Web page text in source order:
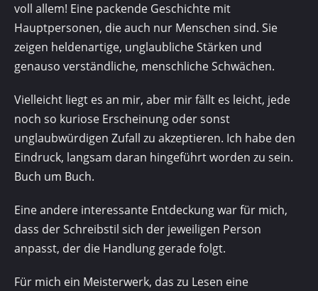
voll allem! Eine packende Geschichte mit
Hauptpersonen, die auch nur Menschen sind. Sie
zeigen heldenartige, unglaubliche Stärken und
genauso verständliche, menschliche Schwächen.
Vielleicht liegt es an mir, aber mir fällt es leicht, jede
noch so kuriose Erscheinung oder sonst
unglaubwürdigen Zufall zu akzeptieren. Ich habe den
Eindruck, langsam daran hingeführt worden zu sein.
Buch um Buch.
Eine andere interessante Entdeckung war für mich,
dass der Schreibstil sich der jeweiligen Person
anpasst, der die Handlung gerade folgt.
Für mich ein Meisterwerk, das zu Lesen eine